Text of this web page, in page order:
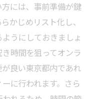
には、事前準備が鍵
かじめリスト化し、
うにしておきましょ
時間を狙ってオンラ
良い東京都内であれ
に行われます。さら